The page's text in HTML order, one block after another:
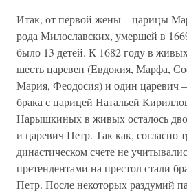
Итак, от первой жены – царицы
рода Милославских, умершей в
было 13 детей. К 1682 году в
шесть царевен (Евдокия, Марфа,
Мария, Феодосия) и один царевич
брака с царицей Натальей
Нарышкиных в живых осталось
и царевич Петр. Так как,
династическом счете не
претендентами на престол стали
Петр. После некоторых раздумий